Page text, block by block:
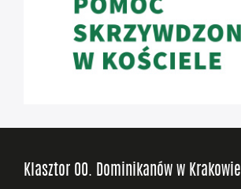
Klasztor OO. Dominikanów w Krakowie